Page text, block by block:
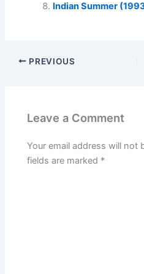
Indian Summer
PREVIOUS
Leave a Comment
Your email address will not
fields are marked *